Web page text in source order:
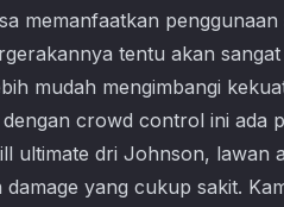
memanfaatkan
tentu akan
mudah mengimbangi
crowd control ini ada
ultimate dri Johnson, lawan
yang cukup sakit.